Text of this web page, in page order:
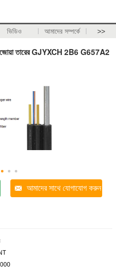
ভিডিও আমাদের সম্পর্কে >>
তারের GJYXCH 2B6 G657A2
আমাদের সাথে যোগাযোগ করুন